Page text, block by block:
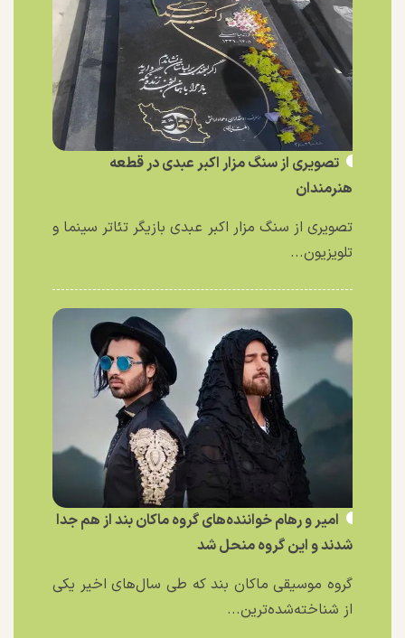
تصویری از سنگ مزار اکبر عبدی در قطعه
هنرمندان
تصویری از سنگ مزار اکبر عبدی بازیگر تئاتر سینما و
تلویزیون...
امیر و رهام خواننده‌های گروه ماکان بند از هم جدا
شدند و این گروه منحل شد
گروه موسیقی ماکان بند که طی سال‌های اخیر یکی
از شناخته‌شده‌ترین...